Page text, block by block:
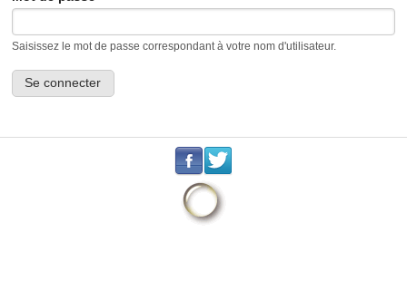
Saisissez le mot de passe correspondant à votre nom d'utilisateur.
. .